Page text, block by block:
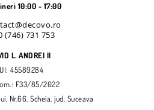
10:00 - 17:00
(746) 731 753
L. ANDREI II
45589284
F33/85/2022
Nr.66, Scheia, jud. Suceava